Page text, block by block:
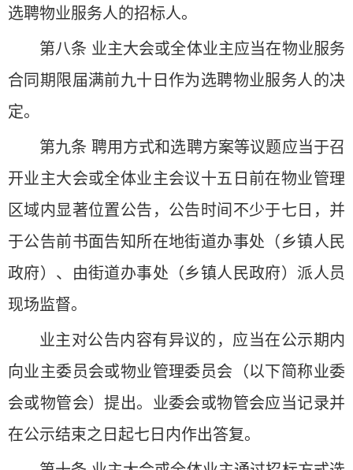
选聘物业服务人的招标人。
第八条 业主大会或全体业主应当在物业服务
合同期限届满前九十日作为选聘物业服务人的决
定。
第九条 聘用方式和选聘方案等议题应当于召
开业主大会或全体业主会议十五日前在物业管理
区域内显著位置公告，公告时间不少于七日，并
于公告前书面告知所在地街道办事处（乡镇人民
政府）、由街道办事处（乡镇人民政府）派人员
现场监督。
业主对公告内容有异议的，应当在公示期内
向业主委员会或物业管理委员会（以下简称业委
会或物管会）提出。业委会或物管会应当记录并
在公示结束之日起七日内作出答复。